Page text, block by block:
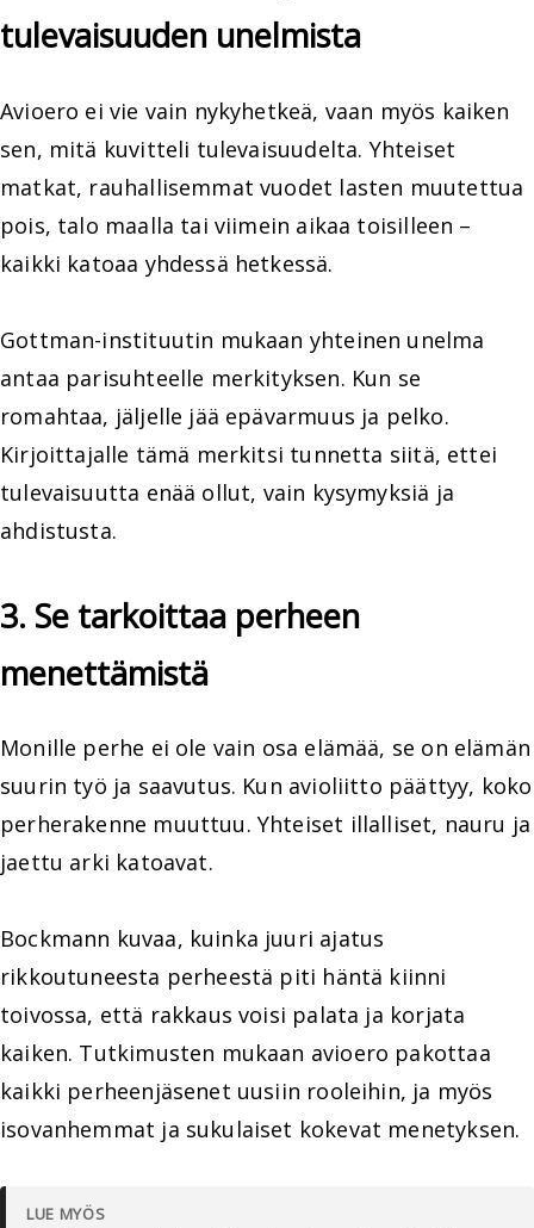
tulevaisuuden unelmista
Avioero ei vie vain nykyhetkeä, vaan myös kaiken
sen, mitä kuvitteli tulevaisuudelta. Yhteiset
matkat, rauhallisemmat vuodet lasten muutettua
pois, talo maalla tai viimein aikaa toisilleen –
kaikki katoaa yhdessä hetkessä.
Gottman-instituutin mukaan yhteinen unelma
antaa parisuhteelle merkityksen. Kun se
romahtaa, jäljelle jää epävarmuus ja pelko.
Kirjoittajalle tämä merkitsi tunnetta siitä, ettei
tulevaisuutta enää ollut, vain kysymyksiä ja
ahdistusta.
3. Se tarkoittaa perheen
menettämistä
Monille perhe ei ole vain osa elämää, se on elämän
suurin työ ja saavutus. Kun avioliitto päättyy, koko
perherakenne muuttuu. Yhteiset illalliset, nauru ja
jaettu arki katoavat.
Bockmann kuvaa, kuinka juuri ajatus
rikkoutuneesta perheestä piti häntä kiinni
toivossa, että rakkaus voisi palata ja korjata
kaiken. Tutkimusten mukaan avioero pakottaa
kaikki perheenjäsenet uusiin rooleihin, ja myös
isovanhemmat ja sukulaiset kokevat menetyksen.
LUE MYÖS